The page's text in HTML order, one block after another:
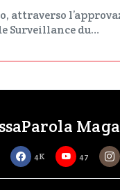
attraverso
Surveillance du…
4K 47